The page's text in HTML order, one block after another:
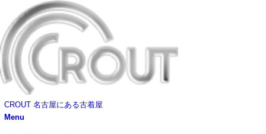
CROUT 名古屋にある古着屋
Menu